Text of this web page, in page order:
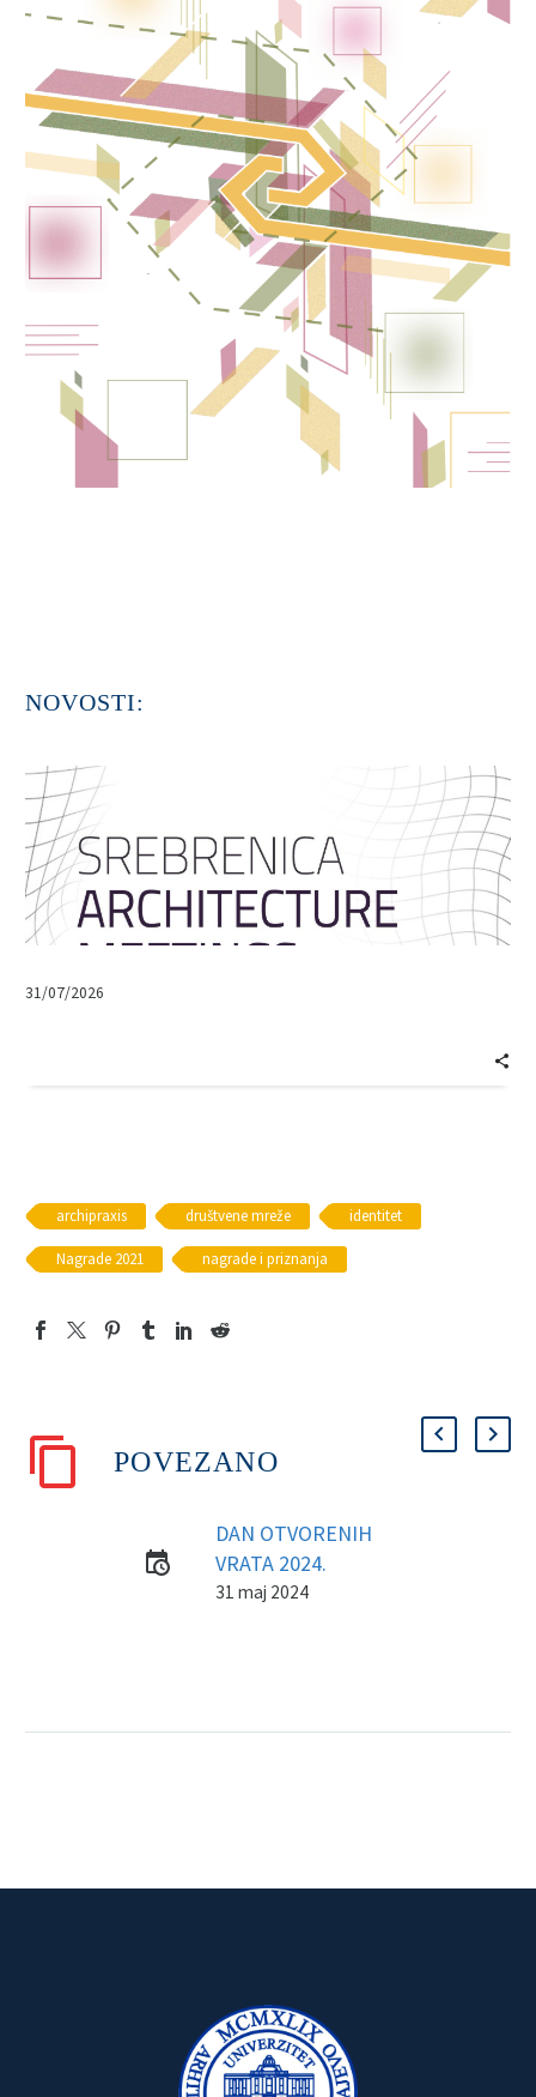
NOVOSTI:
31/07/2026
archipraxis društvene mreže identitet
Nagrade 2021 nagrade i priznanja
POVEZANO
DAN OTVORENIH
VRATA 2024.
31 maj 2024